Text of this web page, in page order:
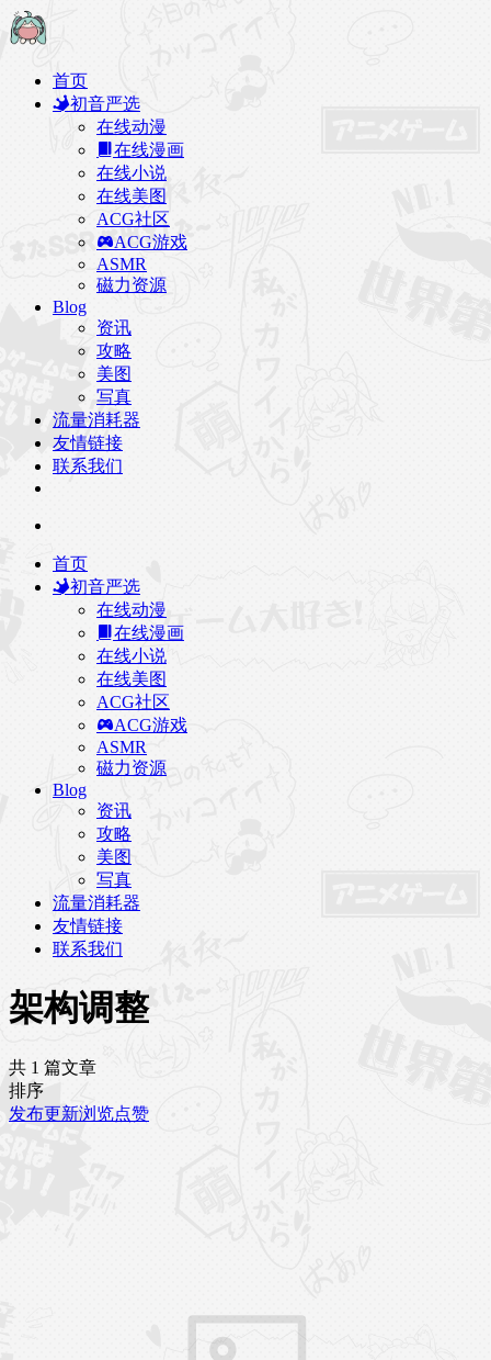
首页
初音严选
在线动漫
在线漫画
在线小说
在线美图
ACG社区
ACG游戏
ASMR
磁力资源
Blog
资讯
攻略
美图
写真
流量消耗器
友情链接
联系我们
首页
初音严选
在线动漫
在线漫画
在线小说
在线美图
ACG社区
ACG游戏
ASMR
磁力资源
Blog
资讯
攻略
美图
写真
流量消耗器
友情链接
联系我们
架构调整
共 1 篇文章
排序
发布更新浏览点赞